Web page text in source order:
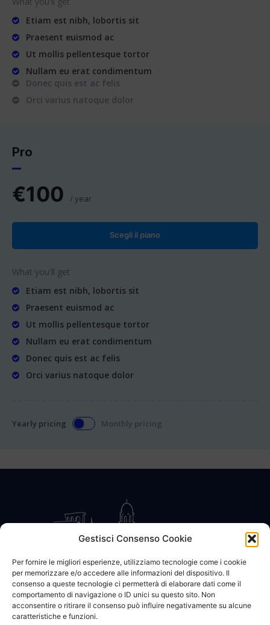
Gestisci Consenso Cookie
Per fornire le migliori esperienze, utilizziamo tecnologie come i cookie
per memorizzare e/o accedere alle informazioni del dispositivo. Il
consenso a queste tecnologie ci permetterà di elaborare dati come il
comportamento di navigazione o ID unici su questo sito. Non
acconsentire o ritirare il consenso può influire negativamente su alcune
caratteristiche e funzioni.
Etiam est nibh, lobortis sit
Praesent euismod ac
Ut mollis pellentesque tortor
Nullam eu erat condimentum
Donec quis est ac felis
Orci varius natoque dolor
Pro
€100 / year
Scegli il piano
What you'll get
Etiam est nibh, lobortis sit
Praesent euismod ac
Ut mollis pellentesque tortor
Nullam eu erat condimentum
Donec quis est ac felis
Orci varius natoque dolor
Yearly pricing Monthly pricing
CONTATTACI COOKIE POLICY PRIVACY